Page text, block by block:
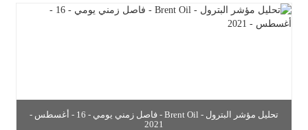
تحليل مؤشر البترول - Brent Oil - فاصل زمني يومي - 16 - أغسطس -
2021